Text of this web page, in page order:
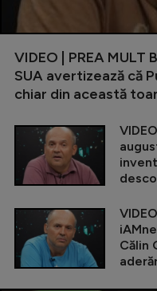
VIDEO | PREA MULT
SUA avertizează că
chiar din această
Călin